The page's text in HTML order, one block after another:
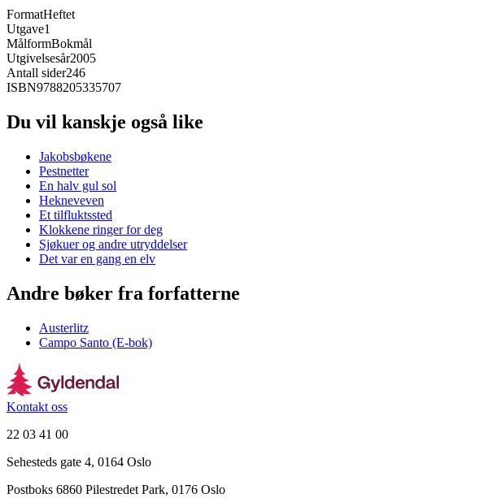
FormatHeftet
Utgave1
MålformBokmål
Utgivelsesår2005
Antall sider246
ISBN9788205335707
Du vil kanskje også like
Jakobsbøkene
Pestnetter
En halv gul sol
Hekneveven
Et tilfluktssted
Klokkene ringer for deg
Sjøkuer og andre utryddelser
Det var en gang en elv
Andre bøker fra forfatterne
Austerlitz
Campo Santo (E-bok)
Kontakt oss
22 03 41 00
Sehesteds gate 4, 0164 Oslo
Postboks 6860 Pilestredet Park, 0176 Oslo